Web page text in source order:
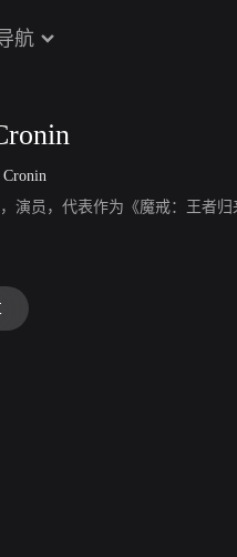
航
Cronin
，演员，代表作为《魔戒：王者